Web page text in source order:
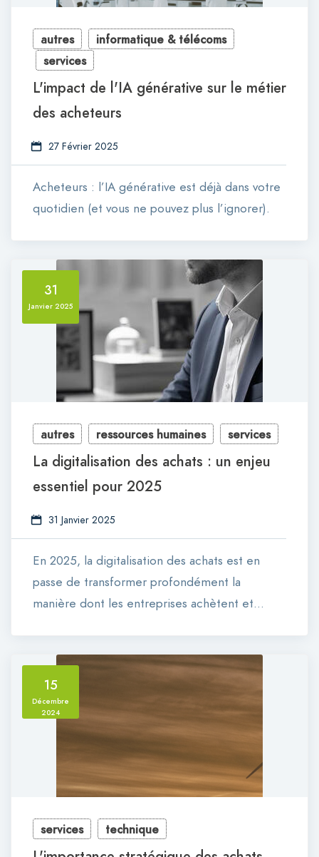
autres
informatique & télécoms
services
L'impact de l'IA générative sur le métier
des acheteurs
27 Février 2025
Acheteurs : l’IA générative est déjà dans votre
quotidien (et vous ne pouvez plus l’ignorer).
31
Janvier 2025
autres ressources humaines services
La digitalisation des achats : un enjeu
essentiel pour 2025
31 Janvier 2025
En 2025, la digitalisation des achats est en
passe de transformer profondément la
manière dont les entreprises achètent et…
15
Décembre
2024
services technique